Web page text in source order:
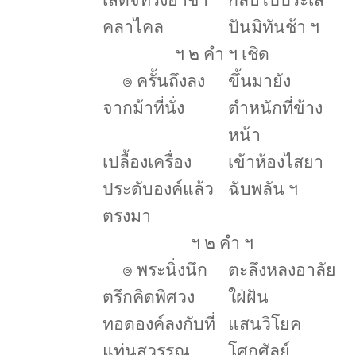
คลาไคล
ปันมิทันช้า ฯ
ฯ ๒ คำ ฯ เชิด
๏ ครั้นถึงลง
จากม้าที่นั่ง
ขึ้นมายัง
ตำหนักที่ข้าง
หน้า
เปลื้องเครื่อง
ประดับองค์แล้ว
ตรงมา
เข้าห้องไสยา
ฉับพลัน ฯ
ฯ ๒ คำ ฯ
๏ พระนิ่งนึก
ตรึกคิดพิศวง
ตะลึงหลงอาลัย
ใฝ่ฝัน
ทอดองค์ลงกับที่
แท่นสุวรรณ
แสนวิโยค
โศกศัลย์